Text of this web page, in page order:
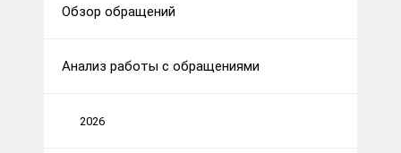
Обзор обращений
Анализ работы с обращениями
2026